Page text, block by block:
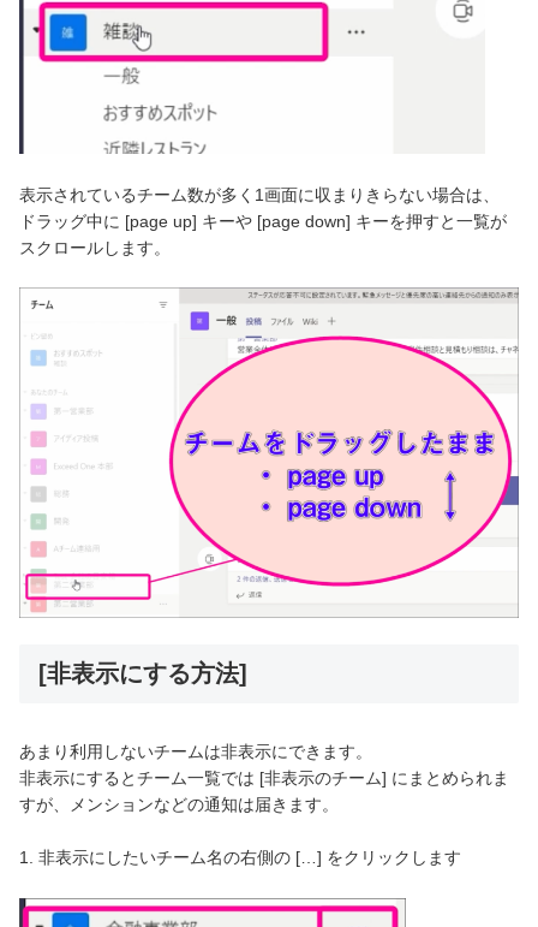
表示されているチーム数が多く1画面に収まりきらない場合は、
ドラッグ中に [page up] キーや [page down] キーを押すと一覧が
スクロールします。
[非表示にする方法]
あまり利用しないチームは非表示にできます。
非表示にするとチーム一覧では [非表示のチーム] にまとめられま
すが、メンションなどの通知は届きます。
1. 非表示にしたいチーム名の右側の […] をクリックします